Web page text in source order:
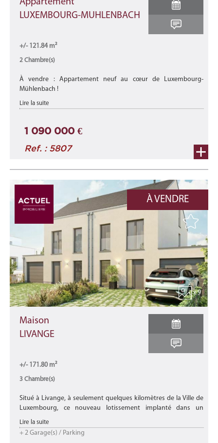
Appartement
LUXEMBOURG-MUHLENBACH
+/- 121.84 m²
2 Chambre(s)
À vendre : Appartement neuf au cœur de Luxembourg-
Mühlenbach !
Découvrez ce magnifique appartement 2.3 (lot 036) situé au 2ᵉ
Lire la suite
1 090 000 €
Ref. : 5807
À VENDRE
x 9
Maison
LIVANGE
+/- 171.80 m²
3 Chambre(s)
Situé à Livange, à seulement quelques kilomètres de la Ville de
Luxembourg, ce nouveau lotissement implanté dans un
environnement calme se compose de 2 maisons jumelées de
haut standing.
Lire la suite
+ 2 Garage(s) / Parking